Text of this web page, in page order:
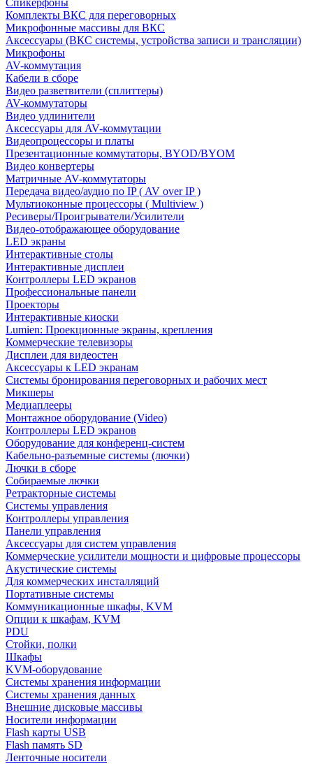
Спикерфоны
Комплекты ВКС для переговорных
Микрофонные массивы для ВКС
Аксессуары (ВКС системы, устройства записи и трансляции)
Микрофоны
AV-коммутация
Кабели в сборе
Видео разветвители (сплиттеры)
AV-коммутаторы
Видео удлинители
Аксессуары для AV-коммутации
Видеопроцессоры и платы
Презентационные коммутаторы, BYOD/BYOM
Видео конвертеры
Матричные AV-коммутаторы
Передача видео/аудио по IP ( AV over IP )
Мультиоконные процессоры ( Multiview )
Ресиверы/Проигрыватели/Усилители
Видео-отображающее оборудование
LED экраны
Интерактивные столы
Интерактивные дисплеи
Контроллеры LED экранов
Профессиональные панели
Проекторы
Интерактивные киоски
Lumien: Проекционные экраны, крепления
Коммерческие телевизоры
Дисплеи для видеостен
Аксессуары к LED экранам
Системы бронирования переговорных и рабочих мест
Микшеры
Медиаплееры
Монтажное оборудование (Video)
Контроллеры LED экранов
Оборудование для конференц-систем
Кабельно-разъемные системы (лючки)
Лючки в сборе
Собираемые лючки
Ретракторные системы
Системы управления
Контроллеры управления
Панели управления
Аксессуары для систем управления
Коммерческие усилители мощности и цифровые процессоры
Акустические системы
Для коммерческих инсталляций
Портативные системы
Коммуникационные шкафы, KVM
Опции к шкафам, KVM
PDU
Стойки, полки
Шкафы
KVM-оборудование
Системы хранения информации
Системы хранения данных
Внешние дисковые массивы
Носители информации
Flash карты USB
Flash память SD
Ленточные носители